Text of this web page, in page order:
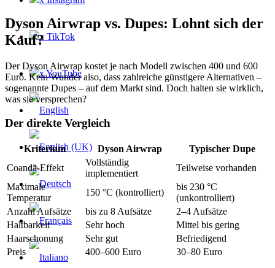
x TikTok
x YouTube
Dyson Airwrap vs. Dupes: Lohnt sich der
Kauf?
Der Dyson Airwrap kostet je nach Modell zwischen 400 und 600
Euro. Kein Wunder also, dass zahlreiche günstigere Alternativen –
sogenannte Dupes – auf dem Markt sind. Doch halten sie wirklich,
was sie versprechen?
Der direkte Vergleich
Kriterium Dyson Airwrap
Typischer Dupe
Coandă-Effekt
Vollständig
implementiert
Teilweise vorhanden
Maximale
Temperatur
150 °C (kontrolliert)
bis 230 °C
(unkontrolliert)
Anzahl Aufsätze
bis zu 8 Aufsätze
2–4 Aufsätze
Haltbarkeit
Sehr hoch
Mittel bis gering
Haarschonung
Sehr gut
Befriedigend
Preis
400–600 Euro 30–80 Euro